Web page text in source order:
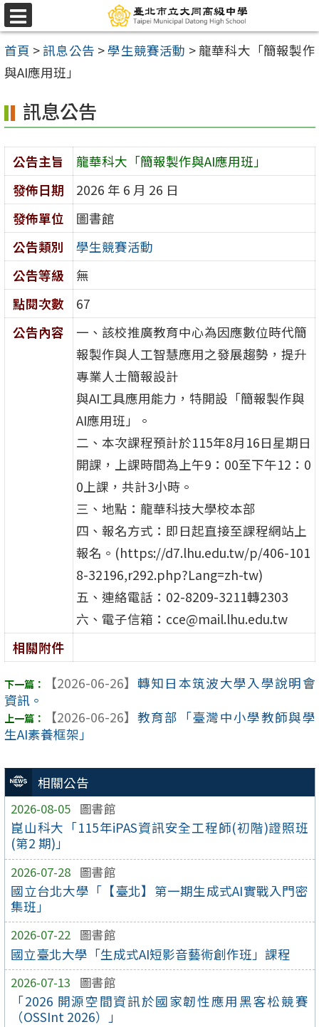
跳
至
主
要
容
區
選
單
首頁 >訊息公告 >學生競賽活動 > 龍華科大「簡報製作
與AI應用班」
相關公告
2026-08-05 圖書館
崑山科大「115年iPAS資訊安全工程師(初階)證照班
(第2 期)」
2026-07-28 圖書館
國立台北大學「【臺北】第一期生成式AI實戰入門密
集班」
2026-07-22 圖書館
國立臺北大學「生成式AI短影音藝術創作班」課程
2026-07-13 圖書館
「2026 開源空間資訊於國家韌性應用黑客松競賽
（OSSInt 2026）」
訊息公告
公告主旨
龍華科大「簡報製作與AI應用班」
發佈日期
2026 年 6 月 26 日
發佈單位
圖書館
公告類別
學生競賽活動
公告等級
無
點閱次數
67
公告內容
一、該校推廣教育中心為因應數位時代簡
報製作與人工智慧應用之發展趨勢，提升
專業人士簡報設計
與AI工具應用能力，特開設「簡報製作與
AI應用班」。
二、本次課程預計於115年8月16日星期日
開課，上課時間為上午9：00至下午12：0
0上課，共計3小時。
三、地點：龍華科技大學校本部
四、報名方式：即日起直接至課程網站上
報名。(https://d7.lhu.edu.tw/p/406-101
8-32196,r292.php?Lang=zh-tw)
五、連絡電話：02-8209-3211轉2303
六、電子信箱：cce@mail.lhu.edu.tw
相關附件
【2026-06-26】 轉知日本筑波大學入學說明會
資訊。
【2026-06-26】 教育部「臺灣中小學教師與學
生AI素養框架」